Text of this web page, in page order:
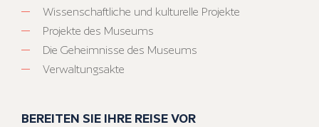
Wissenschaftliche und kulturelle Projekte
Projekte des Museums
Die Geheimnisse des Museums
Verwaltungsakte
BEREITEN SIE IHRE REISE VOR